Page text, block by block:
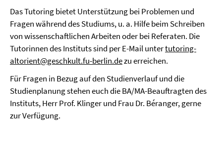
Das Tutoring bietet Unterstützung bei Problemen und
Fragen während des Studiums, u. a. Hilfe beim Schreiben
von wissenschaftlichen Arbeiten oder bei Referaten. Die
Tutorinnen des Instituts sind per E-Mail untertutoring-
altorient@geschkult.fu-berlin.dezu erreichen.
Für Fragen in Bezug auf den Studienverlauf und die
Studienplanung stehen euch die BA/MA-Beauftragten des
Instituts, Herr Prof. Klinger und Frau Dr. Béranger, gerne
zur Verfügung.